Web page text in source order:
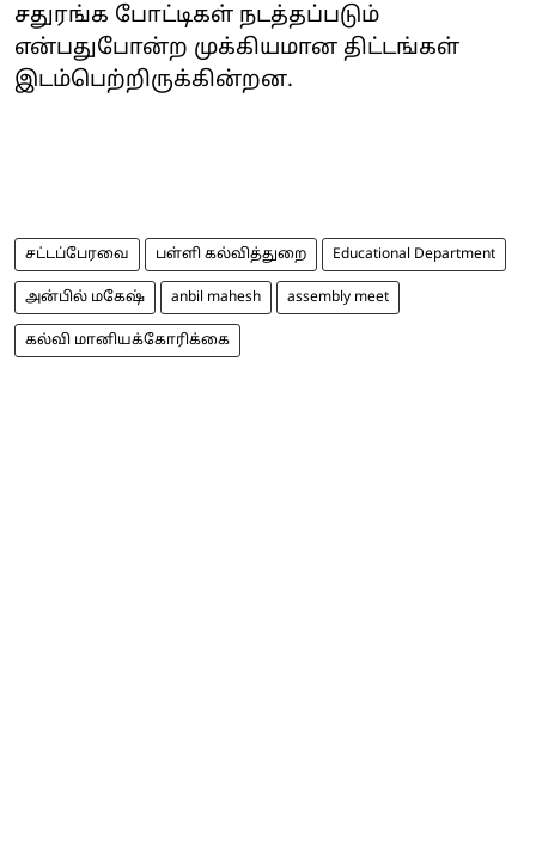
சதுரங்க போட்டிகள் நடத்தப்படும்
என்பதுபோன்ற முக்கியமான திட்டங்கள்
இடம்பெற்றிருக்கின்றன.
சட்டப்பேரவை பள்ளி கல்வித்துறை Educational Department
அன்பில் மகேஷ் anbil mahesh assembly meet
கல்வி மானியக்கோரிக்கை